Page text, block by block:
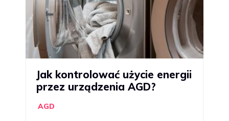
Jak kontrolować użycie energii
przez urządzenia AGD?
AGD